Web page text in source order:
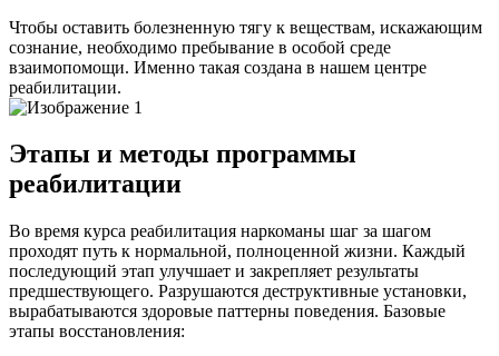
Чтобы оставить болезненную тягу к веществам, искажающим
сознание, необходимо пребывание в особой среде
взаимопомощи. Именно такая создана в нашем центре
реабилитации.
Этапы и методы программы
реабилитации
Во время курса реабилитация наркоманы шаг за шагом
проходят путь к нормальной, полноценной жизни. Каждый
последующий этап улучшает и закрепляет результаты
предшествующего. Разрушаются деструктивные установки,
вырабатываются здоровые паттерны поведения. Базовые
этапы восстановления: